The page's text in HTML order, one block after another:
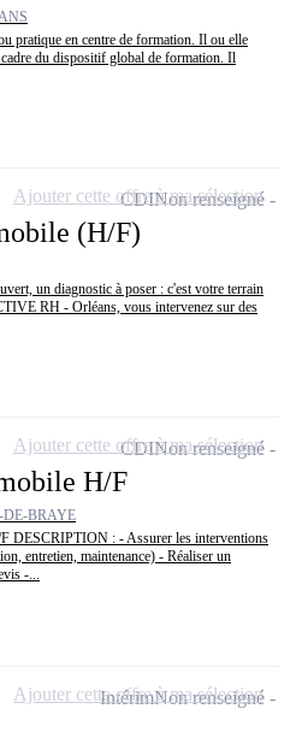
pratique en centre de formation. Il ou elle
du dispositif global de formation. Il
(H/F)
un diagnostic à poser : c'est votre terrain
RH - Orléans, vous intervenez sur des
CDINon renseigné
Ajouter cette offre à ma sélection
H/F
DE-BRAYE
DESCRIPTION : - Assurer les interventions
entretien, maintenance) - Réaliser un
-...
CDINon renseigné
Ajouter cette offre à ma sélection
IntérimNon renseigné
Ajouter cette offre à ma sélection